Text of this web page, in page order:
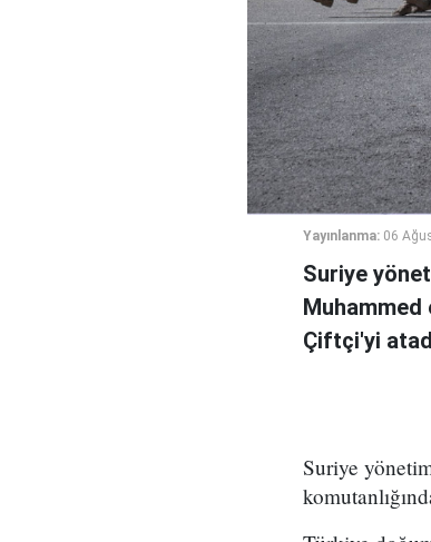
Yayınlanma: 06
Suriye
Muhammed
Çiftçi'yi
Suriye